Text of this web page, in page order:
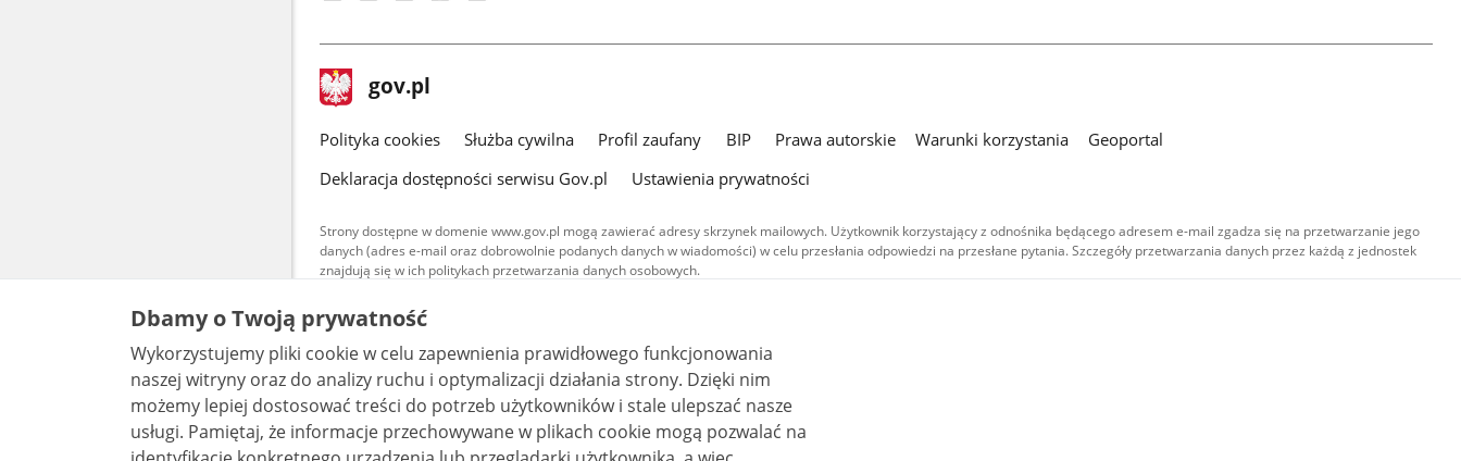
stopka
gov.pl Strona
gov.pl
gov.pl
Polityka cookies Służba cywilna Profil zaufany BIP Prawa autorskie Warunki korzystania
Geoportal
Deklaracja dostępności serwisu Gov.pl
Ustawienia prywatności
Strony dostępne w domenie www.gov.pl mogą zawierać adresy skrzynek mailowych. Użytkownik korzystający z odnośnika będącego adresem e-mail zgadza się na przetwarzanie jego
danych (adres e-mail oraz dobrowolnie podanych danych w wiadomości) w celu przesłania odpowiedzi na przesłane pytania. Szczegóły przetwarzania danych przez każdą z jednostek
znajdują się w ich politykach przetwarzania danych osobowych.
Treści tekstowe publikowane w serwisie (z wyłączeniem treści audiowizualnych), są
udostępniane na licencji typu Creative Commons: uznanie autorstwa - na tych samych
warunkach 4.0 (CC BY-SA 4.0). Materiały audiowizualne, w tym zdjęcia, materiały audio i wideo,
są udostępniane na licencji typu Creative Commons: uznanie autorstwa użycie niekomercyjne -
bez utworów zależnych 4.0 (CC BY-NC-ND 4.0), o ile nie jest to stwierdzone inaczej.
Dbamy o Twoją prywatność
Wykorzystujemy pliki cookie w celu zapewnienia prawidłowego funkcjonowania
naszej witryny oraz do analizy ruchu i optymalizacji działania strony. Dzięki nim
możemy lepiej dostosować treści do potrzeb użytkowników i stale ulepszać nasze
usługi. Pamiętaj, że informacje przechowywane w plikach cookie mogą pozwalać na